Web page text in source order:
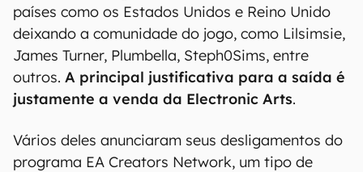
países como os Estados Unidos e Reino Unido
deixando a comunidade do jogo, como Lilsimsie,
James Turner, Plumbella, Steph0Sims, entre
outros. A principal justificativa para a saída é
justamente a venda da Electronic Arts.
Vários deles anunciaram seus desligamentos do
programa EA Creators Network, um tipo de